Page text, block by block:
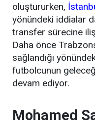
oluştururken,
yönündeki iddialar
transfer sürecine
Daha önce
sağlandığı
futbolcunun
devam ediyor.
Mohamed